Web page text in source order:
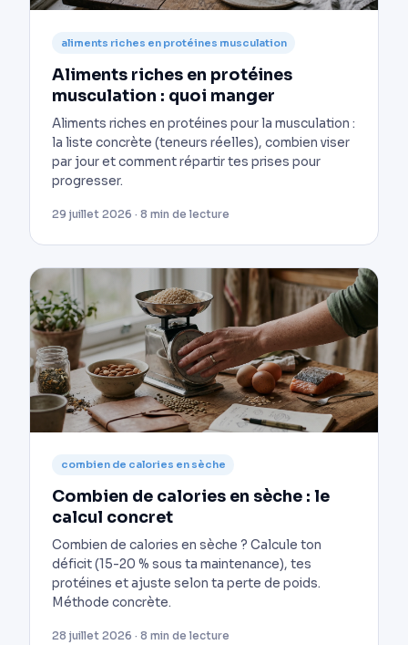
aliments riches en protéines musculation
Aliments riches en protéines
musculation : quoi manger
Aliments riches en protéines pour la musculation :
la liste concrète (teneurs réelles), combien viser
par jour et comment répartir tes prises pour
progresser.
29 juillet 2026 · 8 min de lecture
combien de calories en sèche
Combien de calories en sèche : le
calcul concret
Combien de calories en sèche ? Calcule ton
déficit (15-20 % sous ta maintenance), tes
protéines et ajuste selon ta perte de poids.
Méthode concrète.
28 juillet 2026 · 8 min de lecture